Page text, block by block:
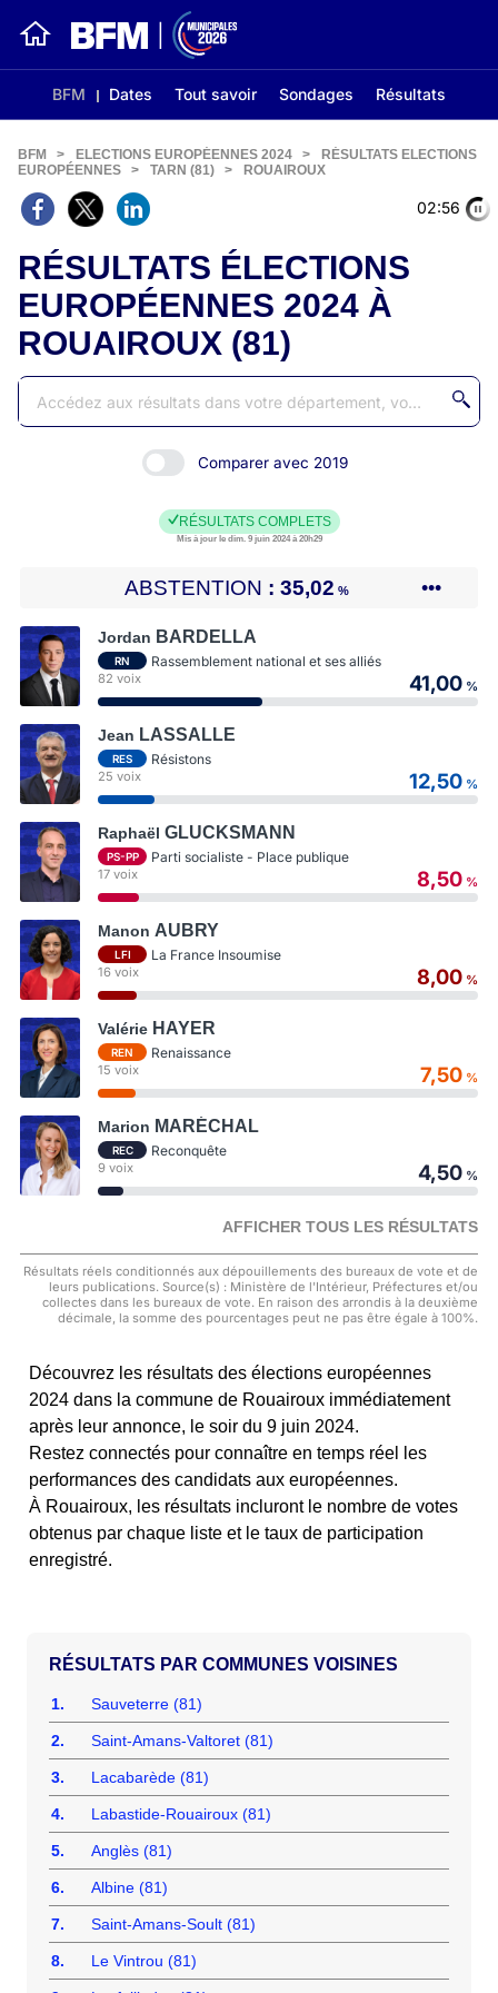
BFM Dates Tout savoir Sondages Résultats
02:56
BFM > ELECTIONS EUROPÉENNES 2024 >
RÉSULTATS ELECTIONS
EUROPÉENNES
> TARN (81) > ROUAIROUX
RÉSULTATS ÉLECTIONS
EUROPÉENNES 2024 À
ROUAIROUX (81)
Comparer avec 2019
RÉSULTATS COMPLETS
Mis à jour le dim. 9 juin 2024 à 20h29
ABSTENTION 35,02 % •••
Jordan BARDELLA
RN Rassemblement national et ses alliés
82 voix 41,00 %
Jean LASSALLE
RES Résistons
25 voix 12,50 %
Raphaël GLUCKSMANN
PS-PP Parti socialiste - Place publique
17 voix 8,50 %
Manon AUBRY
LFI La France Insoumise
16 voix 8,00 %
Valérie HAYER
REN Renaissance
15 voix 7,50 %
Marion MARÉCHAL
REC Reconquête
9 voix 4,50 %
AFFICHER TOUS LES RÉSULTATS
Résultats réels conditionnés aux dépouillements des bureaux de vote et de
leurs publications. Source(s) : Ministère de l'Intérieur, Préfectures et/ou
collectes dans les bureaux de vote. En raison des arrondis à la deuxième
décimale, la somme des pourcentages peut ne pas être égale à 100%.
Découvrez les résultats des élections européennes
2024 dans la commune de Rouairoux immédiatement
après leur annonce, le soir du 9 juin 2024.
Restez connectés pour connaître en temps réel les
performances des candidats aux européennes.
À Rouairoux, les résultats incluront le nombre de votes
obtenus par chaque liste et le taux de participation
enregistré.
COMMUNES VOISINES
1. Sauveterre (81)
2. Saint-Amans-Valtoret (81)
3. Lacabarède (81)
4. Labastide-Rouairoux (81)
5. Anglès (81)
6. Albine (81)
7. Saint-Amans-Soult (81)
8. Le Vintrou (81)